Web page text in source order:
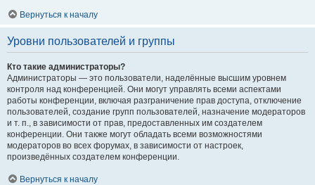
Вернуться к началу
Уровни пользователей и группы
Кто такие администраторы?
Администраторы — это пользователи, наделённые высшим уровнем
контроля над конференцией. Они могут управлять всеми аспектами
работы конференции, включая разграничение прав доступа, отключение
пользователей, создание групп пользователей, назначение модераторов
и т. п., в зависимости от прав, предоставленных им создателем
конференции. Они также могут обладать всеми возможностями
модераторов во всех форумах, в зависимости от настроек,
произведённых создателем конференции.
Вернуться к началу